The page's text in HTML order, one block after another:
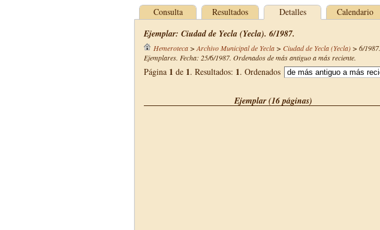
Consulta Resultados Detalles Calendario
Ejemplar: Ciudad de Yecla (Yecla). 6/1987.
Hemeroteca> Archivo Municipal de Yecla> Ciudad de Yecla (Yecla)> 6/1987.
Ejemplares. Fecha: 25/6/1987. Ordenados de más antiguo a más reciente.
Página 1 de 1. Resultados: 1. Ordenados
Ejemplar (16 páginas)